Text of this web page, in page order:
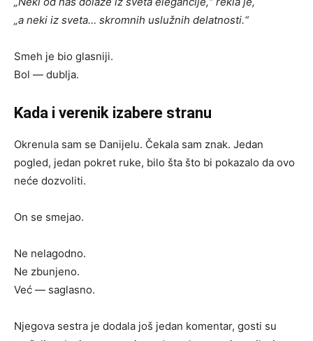
„a neki iz sveta… skromnih uslužnih delatnosti.“
Smeh je bio glasniji.
Bol — dublja.
Kada i verenik izabere stranu
Okrenula sam se Danijelu. Čekala sam znak. Jedan
pogled, jedan pokret ruke, bilo šta što bi pokazalo da ovo
neće dozvoliti.
On se smejao.
Ne nelagodno.
Ne zbunjeno.
Već — saglasno.
Njegova sestra je dodala još jedan komentar, gosti su